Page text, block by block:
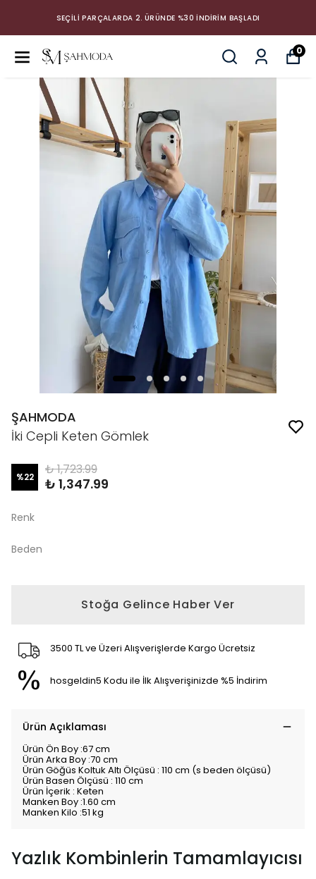
SEÇİLİ PARÇALARDA 2. ÜRÜNDE %30 İNDİRİM BAŞLADI
0
ŞAHMODA
İki Cepli Keten Gömlek
%22 ₺ 1,723.99
₺ 1,347.99
Renk
Beden
Stoğa Gelince Haber Ver
3500 TL ve Üzeri Alışverişlerde Kargo Ücretsiz
hosgeldin5 Kodu ile İlk Alışverişinizde %5 İndirim
Ürün Açıklaması
Ürün Ön Boy :67 cm
Ürün Arka Boy :70 cm
Ürün Göğüs Koltuk Altı Ölçüsü : 110 cm (s beden ölçüsü)
Ürün Basen Ölçüsü : 110 cm
Ürün İçerik : Keten
Manken Boy :1.60 cm
Manken Kilo :51 kg
Yazlık Kombinlerin Tamamlayıcısı